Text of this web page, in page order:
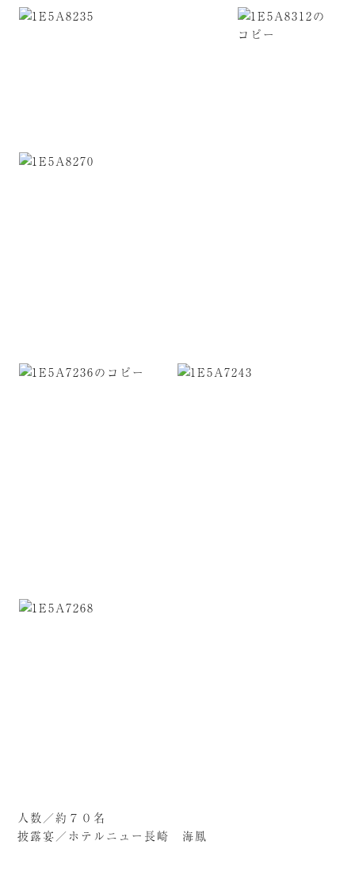
人数／約７０名
披露宴／ホテルニュー長崎 海鳳